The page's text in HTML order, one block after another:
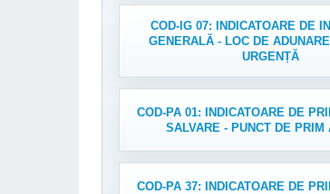
COD-IG 07: INDICATOARE DE
GENERALĂ - LOC DE
URGENȚĂ
COD-PA 01: INDICATOARE DE
SALVARE - PUNCT DE PRIM
COD-PA 37: INDICATOARE DE